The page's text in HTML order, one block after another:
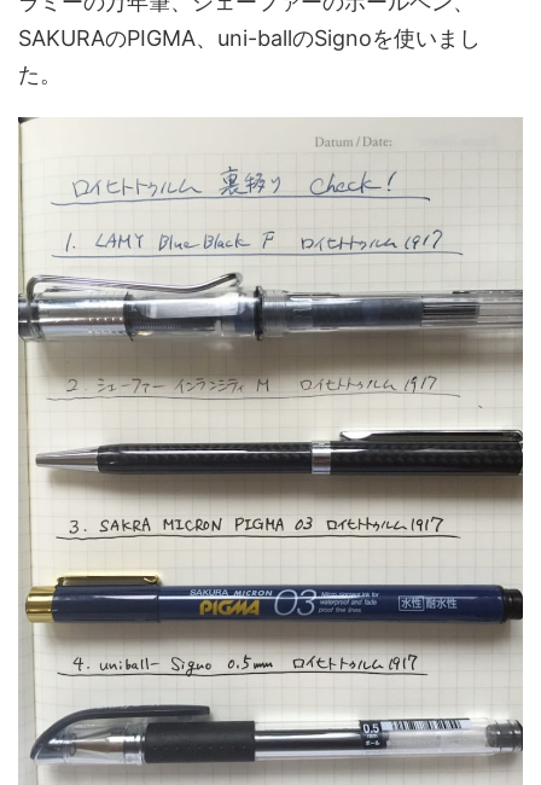
SAKURAのPIGMA、uni-ballのSignoを使いまし
た。